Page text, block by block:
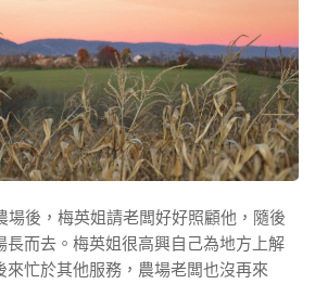
場後，梅英姐請老闆好好照顧他，隨後
長而去。梅英姐很高興自己為地方上解
來忙於其他服務，農場老闆也沒再來